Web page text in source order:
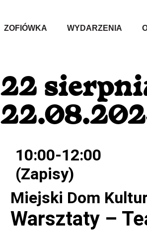
ZOFIÓWKA WYDARZENIA
22
10:00-12:00
(Zapisy)
Miejski Dom
Warsztaty –